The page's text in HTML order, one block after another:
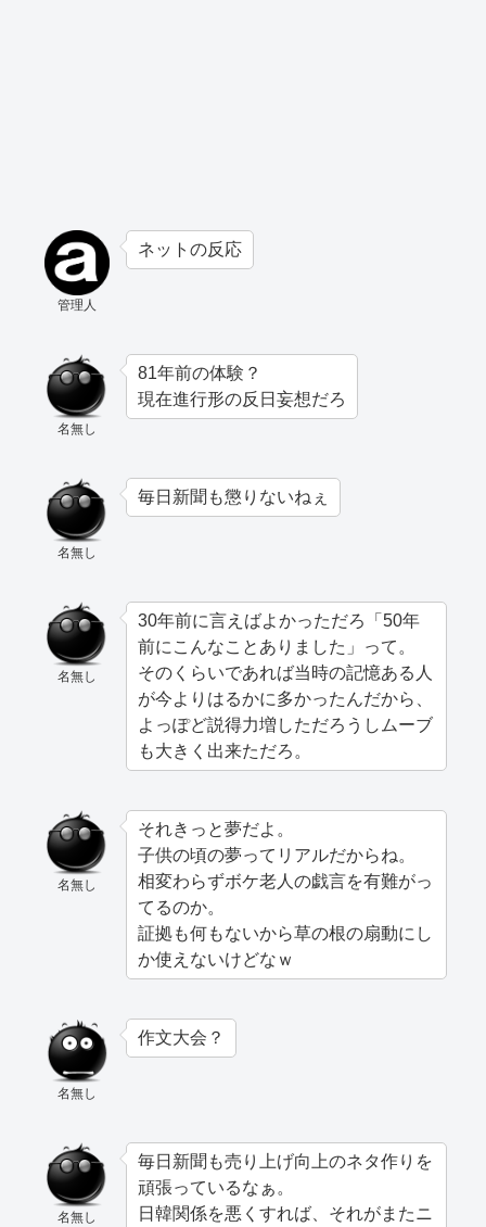
管理人
ネットの反応
名無し
81年前の体験？
現在進行形の反日妄想だろ
名無し
毎日新聞も懲りないねぇ
名無し
30年前に言えばよかっただろ「50年
前にこんなことありました」って。
そのくらいであれば当時の記憶ある人
が今よりはるかに多かったんだから、
よっぽど説得力増しただろうしムーブ
も大きく出来ただろ。
名無し
それきっと夢だよ。
子供の頃の夢ってリアルだからね。
相変わらずボケ老人の戯言を有難がっ
てるのか。
証拠も何もないから草の根の扇動にし
か使えないけどなｗ
名無し
作文大会？
名無し
毎日新聞も売り上げ向上のネタ作りを
頑張っているなぁ。
日韓関係を悪くすれば、それがまたニ